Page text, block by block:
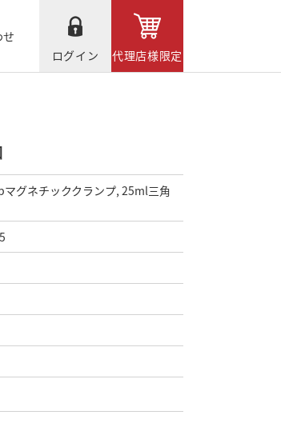
ログイン
代理店様限定
マグネチッククランプ, 25ml三角